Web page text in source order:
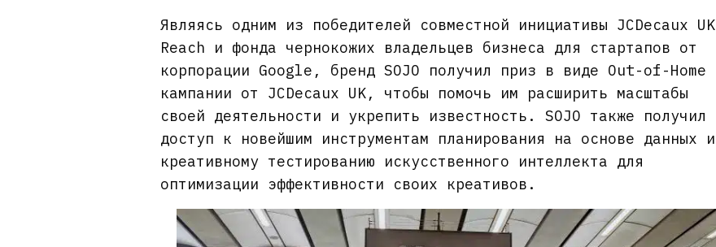
Являясь одним из победителей совместной инициативы JCDecaux UK
Reach и фонда чернокожих владельцев бизнеса для стартапов от
корпорации Google, бренд SOJO получил приз в виде Out-of-Home
кампании от JCDecaux UK, чтобы помочь им расширить масштабы
своей деятельности и укрепить известность. SOJO также получил
доступ к новейшим инструментам планирования на основе данных и
креативному тестированию искусственного интеллекта для
оптимизации эффективности своих креативов.